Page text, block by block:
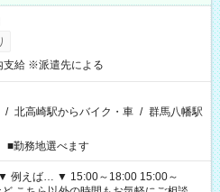
支給 ※派遣先による
/ 北高崎駅からバイク・車 / 群馬八幡駅
勤務地選べます